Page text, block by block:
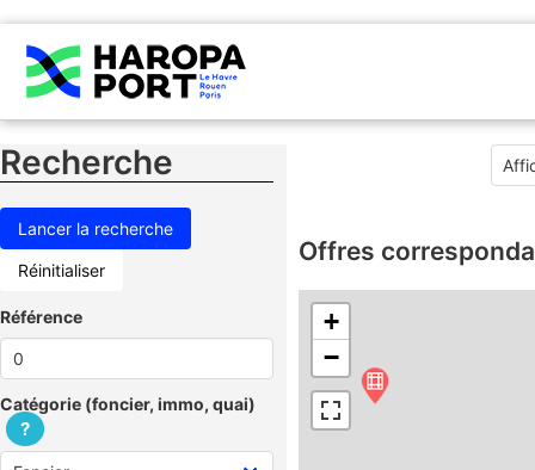
Recherche
Réinitialiser
Référence
Catégorie (foncier, immo, quai)
?
Offres
+
−